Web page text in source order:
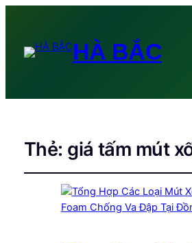
HÀ BẮC
Thẻ: giá tấm mút